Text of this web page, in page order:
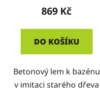
869 Kč
DO KOŠÍKU
Betonový lem k bazénu
v imitaci starého dřeva